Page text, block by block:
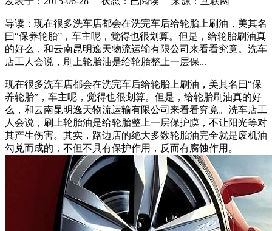
导读：现在很多洗车店都会在洗完车后给轮胎上刷油，美其名
曰“保养轮胎”，车主呢，觉得也很划算。但是，给轮胎刷油真
的好么，和云南昆明逸天物流运输有限公司来看看究竟。洗车
店工人会说，刷上轮胎油是给轮胎整上一层保...
现在很多洗车店都会在洗完车后给轮胎上刷油，美其名曰“保
养轮胎”，车主呢，觉得也很划算。但是，给轮胎刷油真的好
么，和云南昆明逸天物流运输有限公司来看看究竟。洗车店工
人会说，刷上轮胎油是给轮胎整上一层保护膜，不让阳光等对
其产生伤害。其实，路边店的绝大多数轮胎油完全就是废机油
勾兑而成的，不但不具有保护作用，反而有腐蚀作用。